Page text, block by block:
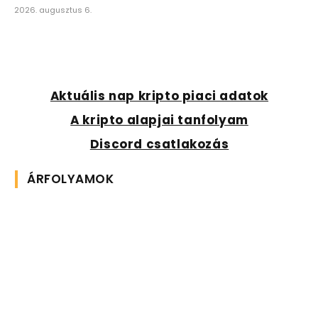
2026. augusztus 6.
Aktuális nap kripto piaci adatok
A kripto alapjai tanfolyam
Discord csatlakozás
ÁRFOLYAMOK